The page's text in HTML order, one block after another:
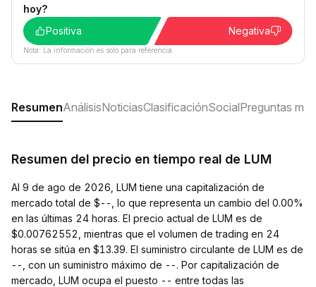
hoy?
Positiva
Negativa
Nota: La información es solo para referencia.
ResumenAnálisisNoticiasClasificaciónSocialPreguntas
Resumen del precio en tiempo real de LUM
Al 9 de ago de 2026, LUM tiene una capitalización de
mercado total de $--, lo que representa un cambio del 0.00%
en las últimas 24 horas. El precio actual de LUM es de
$0.00762552, mientras que el volumen de trading en 24
horas se sitúa en $13.39. El suministro circulante de LUM es de
--, con un suministro máximo de --. Por capitalización de
mercado, LUM ocupa el puesto -- entre todas las